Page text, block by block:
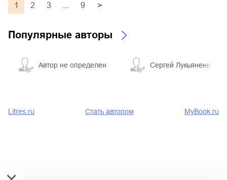
1 2 3 9 >
Популярные авторы
Автор не определен Сергей Лукьяненко
Litres.ru Стать автором MyBook.ru